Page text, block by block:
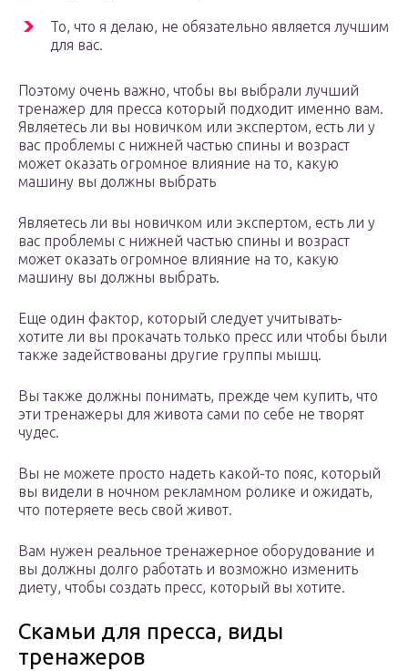
То, что я делаю, не обязательно является лучшим
для вас.
Поэтому очень важно, чтобы вы выбрали лучший
тренажер для пресса который подходит именно вам.
Являетесь ли вы новичком или экспертом, есть ли у
вас проблемы с нижней частью спины и возраст
может оказать огромное влияние на то, какую
машину вы должны выбрать
Являетесь ли вы новичком или экспертом, есть ли у
вас проблемы с нижней частью спины и возраст
может оказать огромное влияние на то, какую
машину вы должны выбрать.
Еще один фактор, который следует учитывать-
хотите ли вы прокачать только пресс или чтобы были
также задействованы другие группы мышц.
Вы также должны понимать, прежде чем купить, что
эти тренажеры для живота сами по себе не творят
чудес.
Вы не можете просто надеть какой-то пояс, который
вы видели в ночном рекламном ролике и ожидать,
что потеряете весь свой живот.
Вам нужен реальное тренажерное оборудование и
вы должны долго работать и возможно изменить
диету, чтобы создать пресс, который вы хотите.
Скамьи для пресса, виды
тренажеров